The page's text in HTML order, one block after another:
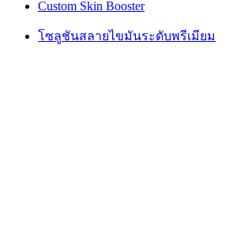
Custom Skin Booster
โซลูชันสลายไขมันระดับพรีเมียม